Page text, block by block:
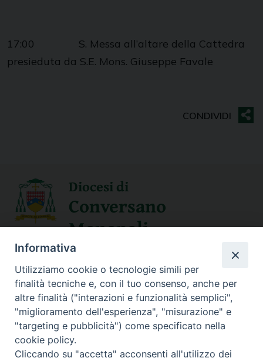
17:00 S. Messa all’altare della Cattedra
presieduta da S.E. Mons. Giuseppe Favale
Diocesi di
Conversano
Monopoli
SEGUICI SU
Contatti
Sede Curia
Informativa
Utilizziamo cookie o tecnologie simili per
finalità tecniche e, con il tuo consenso, anche per
altre finalità ("interazioni e funzionalità semplici",
"miglioramento dell'esperienza", "misurazione" e
"targeting e pubblicità") come specificato nella
cookie policy.
Cliccando su "accetta" acconsenti all'utilizzo dei